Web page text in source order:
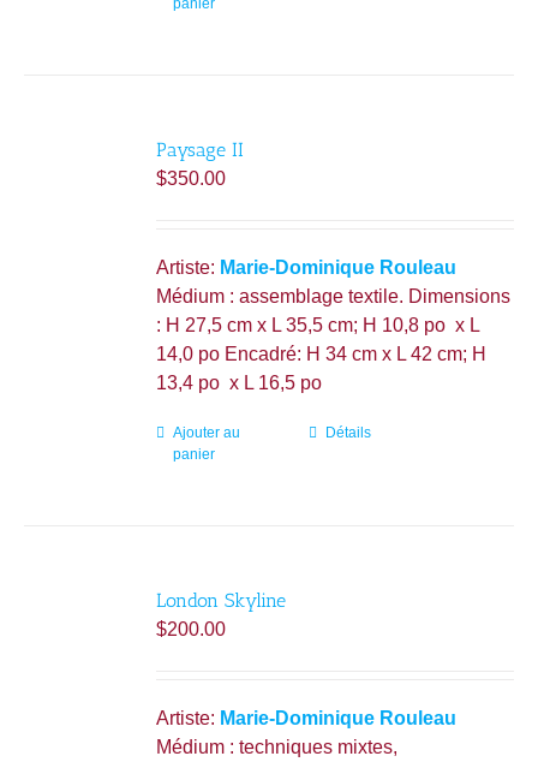
panier
Paysage II
$350.00
Artiste: Marie-Dominique Rouleau
Médium : assemblage textile. Dimensions
: H 27,5 cm x L 35,5 cm; H 10,8 po x L
14,0 po Encadré: H 34 cm x L 42 cm; H
13,4 po x L 16,5 po
Ajouter au
panier
Détails
London Skyline
$200.00
Artiste: Marie-Dominique Rouleau
Médium : techniques mixtes,